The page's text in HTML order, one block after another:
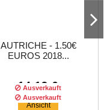
AUTRICHE - 1.50€
EUROS 2018...
14,13 €
Ausverkauft
Ansicht
Ausverkauft